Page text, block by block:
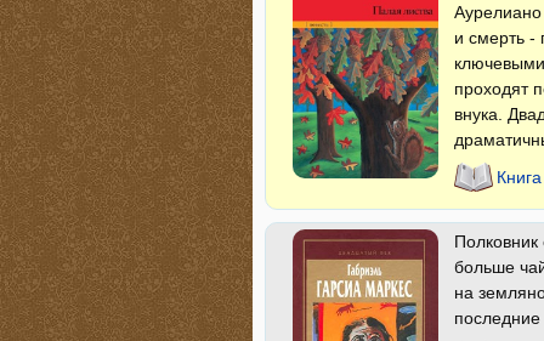
Аурелиано
и смерть -
проходят
внука.
больше
на